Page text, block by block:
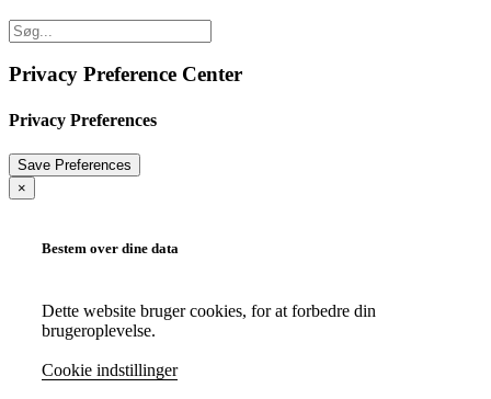
Privacy Preference Center
Privacy Preferences
×
Bestem over dine data
Dette website bruger cookies, for at forbedre din
brugeroplevelse.
Cookie indstillinger